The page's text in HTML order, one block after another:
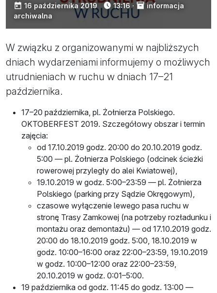
opublikowano:
16 października 2019 13:16·
informacja
archiwalna
W związku z organizowanymi w najbliższych
dniach wydarzeniami informujemy o możliwych
utrudnieniach w ruchu w dniach 17–21
października.
17–20 października, pl. Żołnierza Polskiego.
OKTOBERFEST 2019. Szczegółowy obszar i termin
zajęcia:
od 17.10.2019 godz. 20:00 do 20.10.2019 godz.
5:00 — pl. Żołnierza Polskiego (odcinek ścieżki
rowerowej przyległy do alei Kwiatowej),
19.10.2019 w godz. 5:00–23:59 — pl. Żołnierza
Polskiego (parking przy Sądzie Okręgowym),
czasowe wyłączenie lewego pasa ruchu w
stronę Trasy Zamkowej (na potrzeby rozładunku i
montażu oraz demontażu) — od 17.10.2019 godz.
20:00 do 18.10.2019 godz. 5:00, 18.10.2019 w
godz. 10:00–16:00 oraz 22:00–23:59, 19.10.2019
w godz. 10:00–12:00 oraz 22:00–23:59,
20.10.2019 w godz. 0:01–5:00.
19 października od godz. 11:45 do godz. 13:00 —